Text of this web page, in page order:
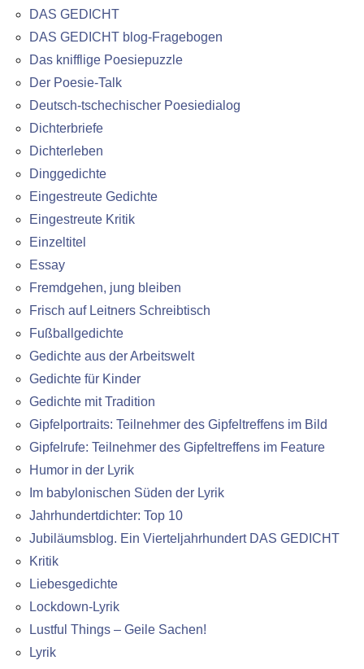
DAS GEDICHT
DAS GEDICHT blog-Fragebogen
Das knifflige Poesiepuzzle
Der Poesie-Talk
Deutsch-tschechischer Poesiedialog
Dichterbriefe
Dichterleben
Dinggedichte
Eingestreute Gedichte
Eingestreute Kritik
Einzeltitel
Essay
Fremdgehen, jung bleiben
Frisch auf Leitners Schreibtisch
Fußballgedichte
Gedichte aus der Arbeitswelt
Gedichte für Kinder
Gedichte mit Tradition
Gipfelportraits: Teilnehmer des Gipfeltreffens im Bild
Gipfelrufe: Teilnehmer des Gipfeltreffens im Feature
Humor in der Lyrik
Im babylonischen Süden der Lyrik
Jahrhundertdichter: Top 10
Jubiläumsblog. Ein Vierteljahrhundert DAS GEDICHT
Kritik
Liebesgedichte
Lockdown-Lyrik
Lustful Things – Geile Sachen!
Lyrik